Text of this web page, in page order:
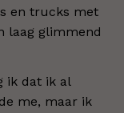
en trucks met
laag glimmend
ik dat ik al
me, maar ik